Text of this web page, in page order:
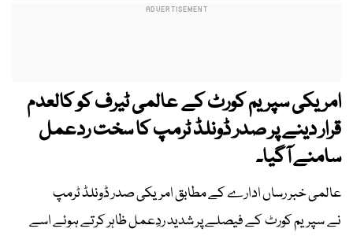
امریکی سپریم کورٹ کے عالمی ٹیرف کو کالعدم
قرار دینے پر صدر ڈونلڈ ٹرمپ کا سخت ردعمل
سامنے آگیا۔
عالمی خبر رساں ادارے کے مطابق امریکی صدر ڈونلڈ ٹرمپ
نے سپریم کورٹ کے فیصلے پر شدید ردِعمل ظاہر کرتے ہوئے اسے